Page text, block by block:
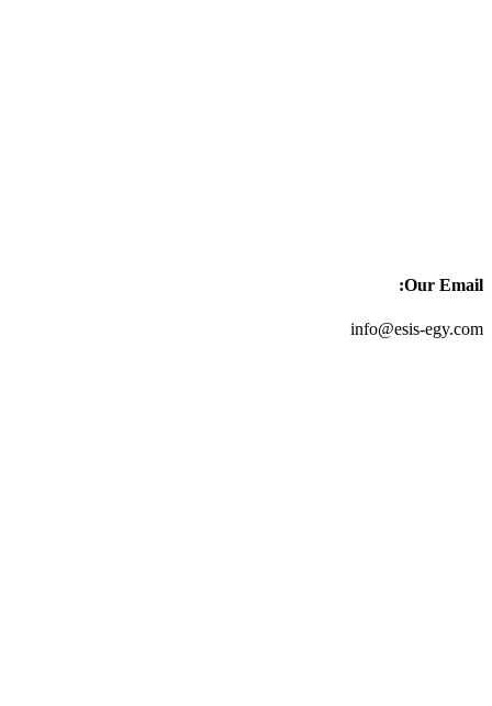
Our Email:
info@esis-egy.com